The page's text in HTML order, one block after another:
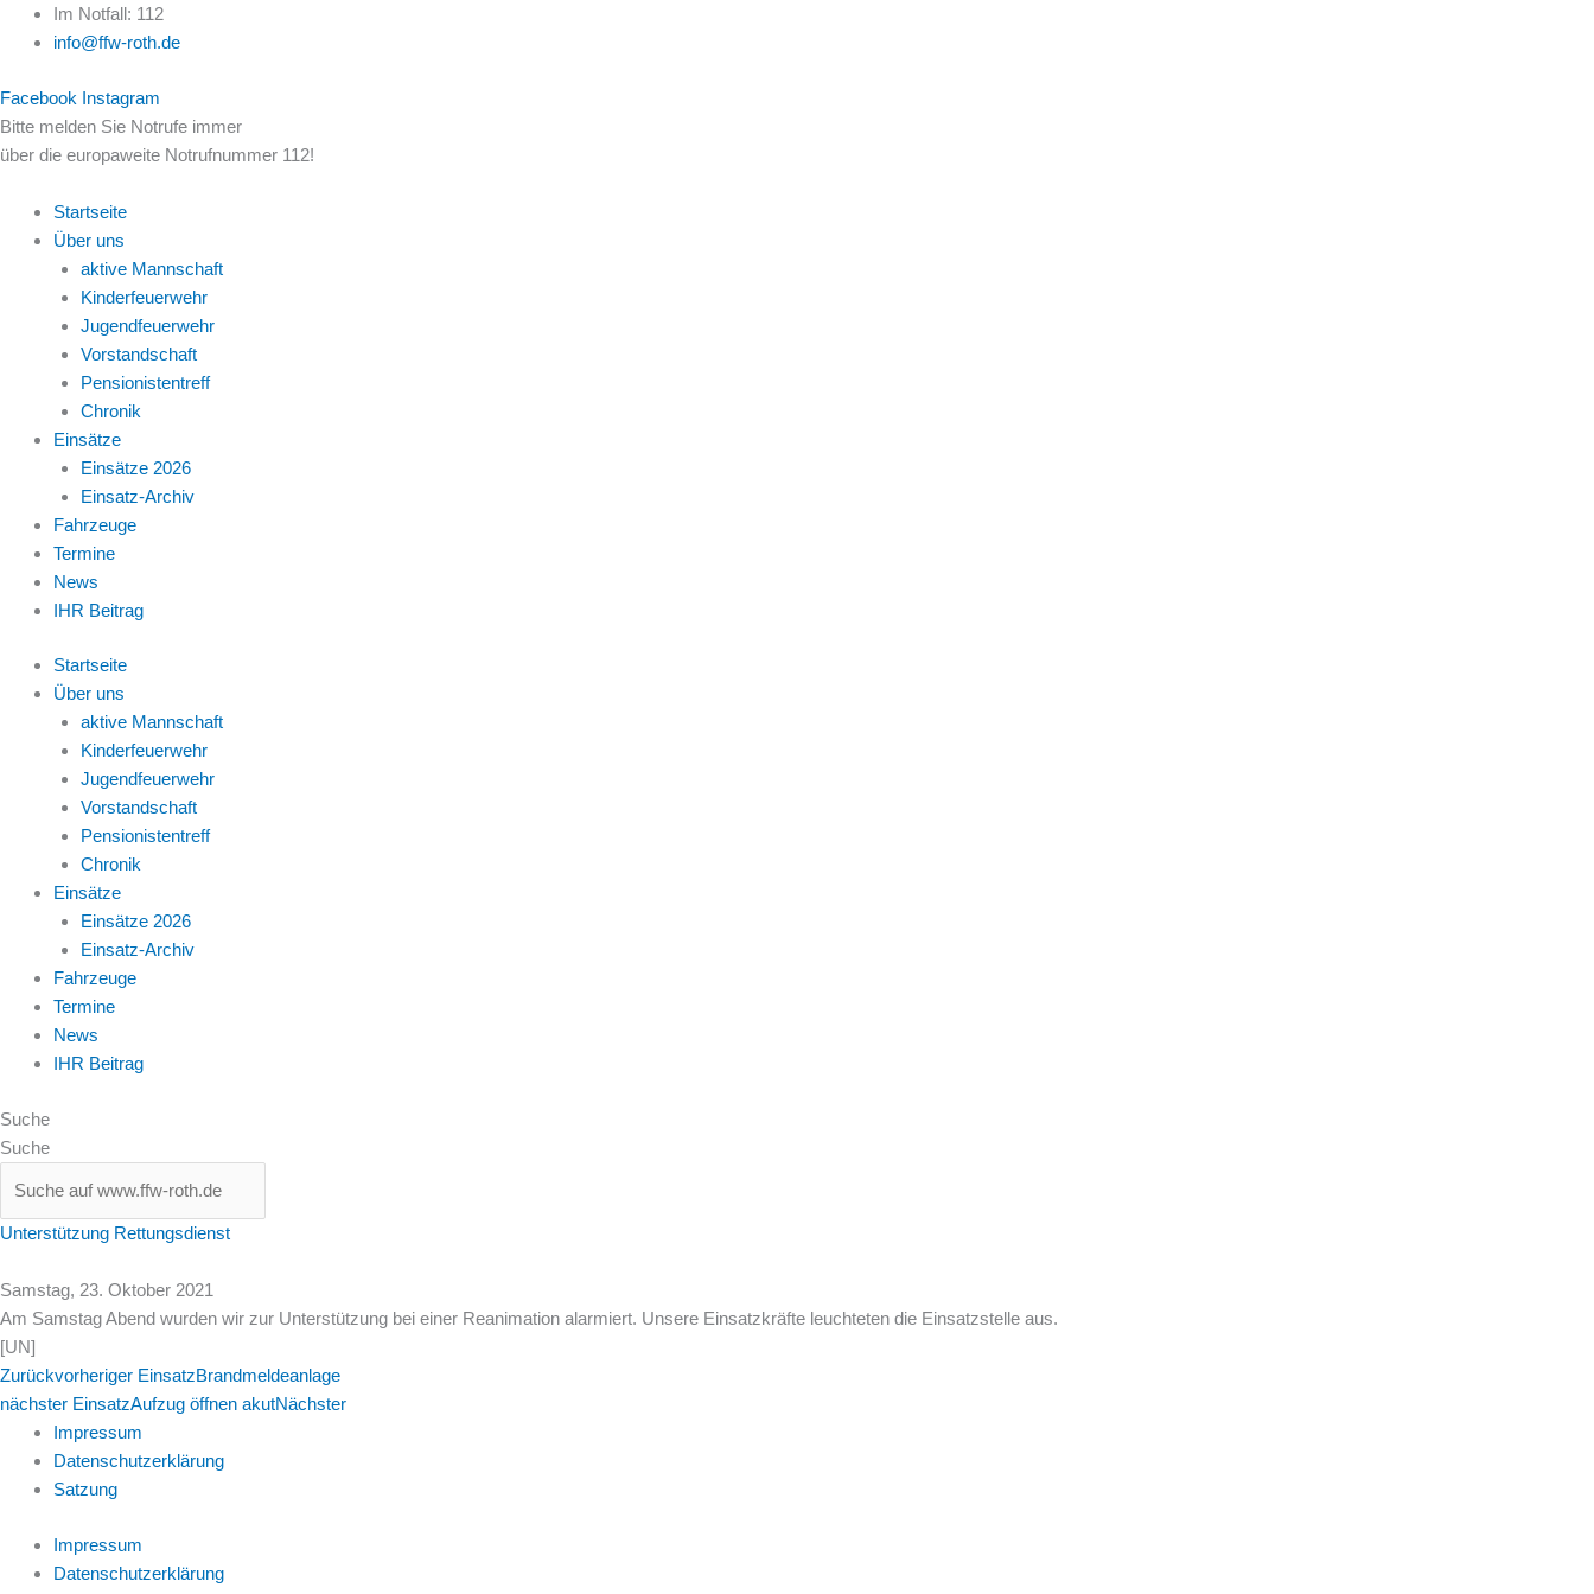
Inhalt
Im Notfall: 112
info@ffw-roth.de
Facebook Instagram
Bitte melden Sie Notrufe immer
über die europaweite Notrufnummer 112!
Startseite
Über uns
aktive Mannschaft
Kinderfeuerwehr
Jugendfeuerwehr
Vorstandschaft
Pensionistentreff
Chronik
Einsätze
Einsätze 2026
Einsatz-Archiv
Fahrzeuge
Termine
News
IHR Beitrag
Startseite
Über uns
aktive Mannschaft
Kinderfeuerwehr
Jugendfeuerwehr
Vorstandschaft
Pensionistentreff
Chronik
Einsätze
Einsätze 2026
Einsatz-Archiv
Fahrzeuge
Termine
News
IHR Beitrag
Suche
Suche
Unterstützung Rettungsdienst
Samstag, 23. Oktober 2021
Am Samstag Abend wurden wir zur Unterstützung bei einer Reanimation alarmiert. Unsere Einsatzkräfte leuchteten die Einsatzstelle aus.
[UN]
Zurückvorheriger EinsatzBrandmeldeanlage
nächster EinsatzAufzug öffnen akutNächster
Impressum
Datenschutzerklärung
Satzung
Impressum
Datenschutzerklärung